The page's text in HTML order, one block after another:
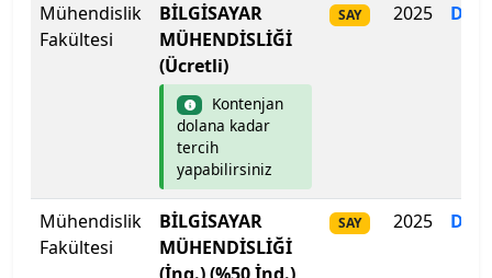
Uluslararası Balkan Üniversitesi
Uluslararası Final Üniversitesi
Uluslararası Kıbrıs Üniversitesi
Uluslararası Saraybosna Üniversitesi
Uşak Üniversitesi
Mühendislik
Fakültesi
BİLGİSAYAR
MÜHENDİSLİĞİ
(Ücretli)
Kontenjan
dolana kadar
tercih
yapabilirsiniz
SAY 2025
Mühendislik
Fakültesi
BİLGİSAYAR
MÜHENDİSLİĞİ
SAY 2025